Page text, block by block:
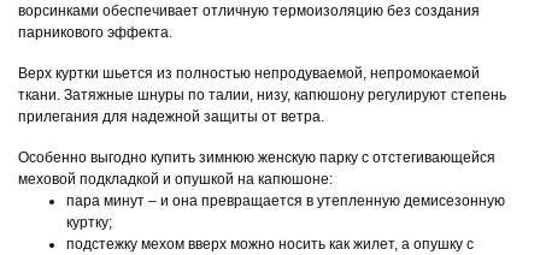
ворсинками обеспечивает отличную термоизоляцию без создания
парникового эффекта.
Верх куртки шьется из полностью непродуваемой, непромокаемой
ткани. Затяжные шнуры по талии, низу, капюшону регулируют степень
прилегания для надежной защиты от ветра.
Особенно выгодно купить зимнюю женскую парку с отстегивающейся
меховой подкладкой и опушкой на капюшоне:
пара минут – и она превращается в утепленную демисезонную
куртку;
подстежку мехом вверх можно носить как жилет, а опушку с